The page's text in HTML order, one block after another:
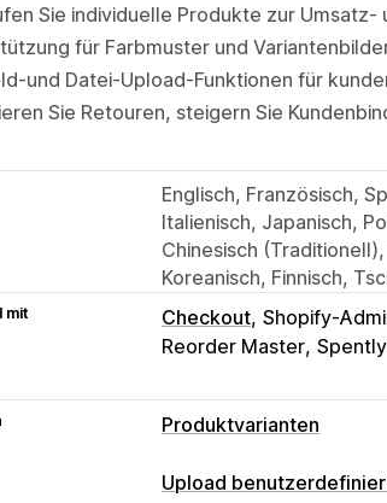
Sie individuelle Produkte zur
für Farbmuster und
und Datei-Upload-Funktionen für
Sie Retouren, steigern Sie
Englisch, Französisch,
Italienisch, Japanisch,
Chinesisch
Koreanisch, Finnisch,
mit Checkout Shopify-
Reorder Master Spently
Produktvarianten
Anpassung
Upload